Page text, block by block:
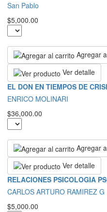
San Pablo
$5,000.00
Agregar
Ver detalle
EL DON EN TIEMPOS DE
ENRICO MOLINARI
$36,000.00
Agregar
Ver detalle
RELACIONES PSICOLOGIA
CARLOS ARTURO RAMIREZ G
$5,000.00